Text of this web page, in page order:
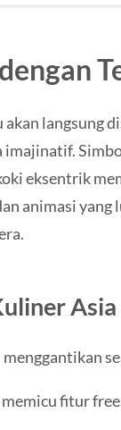
langsung
imajinatif.
eksentrik
animasi
Asia
menggantikan
fitur